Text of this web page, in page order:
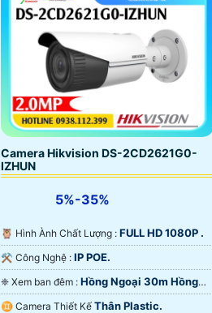
Camera Hikvision DS-2CD2621G0-
IZHUN
5%-35%
🦉 Hình Ành Chất Lượng : FULL HD 1080P .
⚒ Công Nghệ : IP POE.
❈ Xem ban đêm : Hồng Ngoại 30m Hồng
Ngoại Smart IR.
♊ Camera Thiết Kế Thân Plastic.